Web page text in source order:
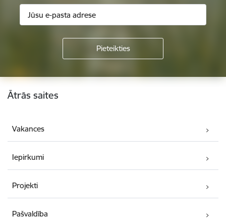
Kājene
Ātrās saites
Vakances
Iepirkumi
Projekti
Pašvaldība